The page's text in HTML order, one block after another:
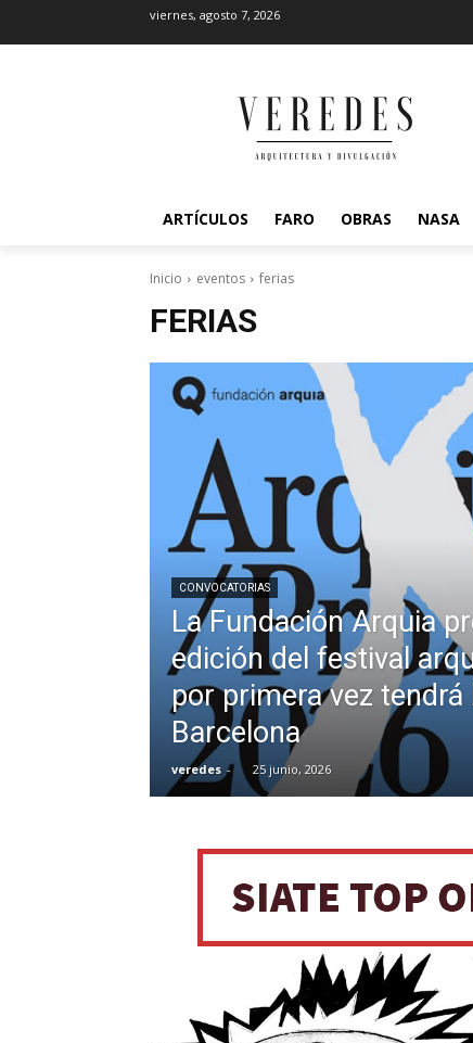
viernes, agosto 7, 2026
ARTÍCULOS FARO OBRAS NASA
Inicio eventos ferias
FERIAS
CONVOCATORIAS
La Fundación Arquia
edición del festival
por primera vez tendrá
Barcelona
veredes - 25 junio, 2026